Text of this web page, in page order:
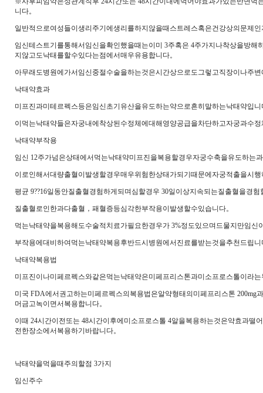
니다。
일반적으로여성들이생리주기에생리를하지않을때스트레스혹은건강상의문제
임신테스트기를통해서임신을확인했을때는이미 3주혹은 4주가지나착상을방
지않고도낙태를할수있다는점에서매우유용합니다。
아무래도병원에가서임신중절수술을하는것은시간상으로도그렇고직장이나주
낙태약효과
미프진과미테르펙스등은임신초기유산을유도하는약으로흔히말하는낙태약입니
이먹는낙태약들은자궁내에착상된수정체에대해영양공급을차단하고자궁과수
낙태약부작용
임신 12주가넘은상태에서먹는낙태약미프진을복용할경우자궁수축을유도하는
이로인해서대량출혈이발생할경우매우위험한상태가되기때문에자궁적출을시
평균 9??16일동안질출혈경험하게되며심할경우 30일이상지속되는질출혈을경
질출혈로인한과다출혈，패혈증등심각한부작용이발생할수있습니다。
먹는낙태약을복용해도수술적치료가필요한경우가 3%정도있으며드물지만임신
부작용에대비하여먹는낙태약복용후반드시병원에서진료를받는것을추천드립니
낙태약복용법
미프진이나미페르펙스와같은먹는낙태약은미페프리스톤과미소프로스톨이라
미국 FDA에서권고하는미페르펙스의복용법은알약형태의미페프리스톤 200mg
머금고녹이면서복용합니다。
이때 24시간이전또는 48시간이후에미소프로스톨 4알을복용하는것은약효과
전한장소에서복용하기바랍니다。
낙태약을먹을때주의할점 3가지
임신주수